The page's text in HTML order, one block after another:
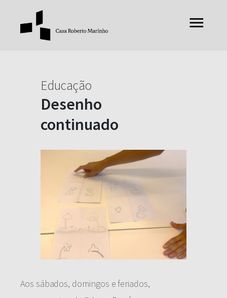
Educação
Desenho
continuado
Aos sábados, domingos e feriados,